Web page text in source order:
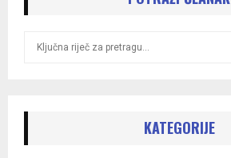
KATEGORIJE